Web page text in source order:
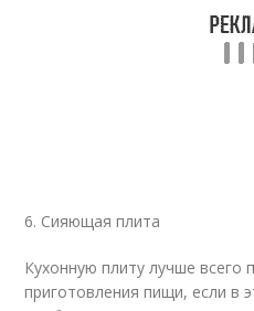
6. Сияющая плита
Кухонную плиту лучше всего
приготовления пищи, если в